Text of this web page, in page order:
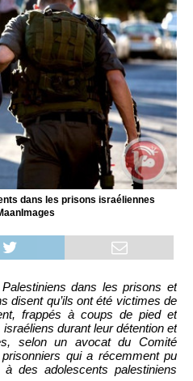
dans les prisons israéliennes
dans les prisons et
disent qu’ils ont été victimes de
frappés à coups de pied et
durant leur détention et
selon un avocat du Comité
qui a récemment pu
des adolescents palestiniens